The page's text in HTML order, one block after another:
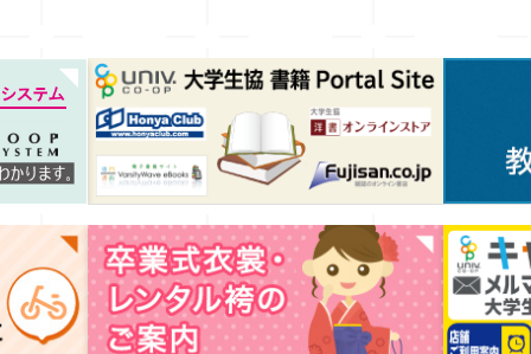
【試験応援】食堂利用ポイント還元キャンペーンを
開催します！〈2026年7月20日～7月31日〉
お知らせ 食堂
2026年07月07日(火)
開）
お知らせ
2026年7月